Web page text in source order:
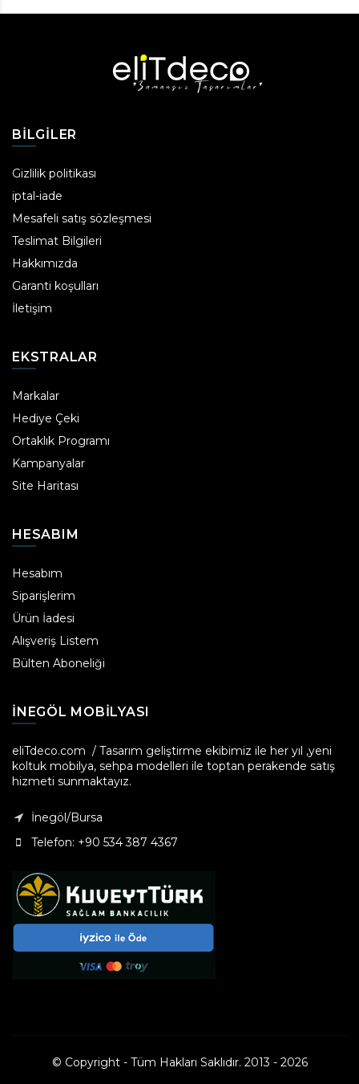
BILGILER
Gizlilik politikası
iptal-iade
Mesafeli satış sözleşmesi
Teslimat Bilgileri
Hakkımızda
Garanti koşulları
İletişim
EKSTRALAR
Markalar
Hediye Çeki
Ortaklık Programı
Kampanyalar
Site Haritası
HESABIM
Hesabım
Siparişlerim
Ürün İadesi
Alışveriş Listem
Bülten Aboneliği
INEGÖL MOBILYASI
eliTdeco.com / Tasarım geliştirme ekibimiz ile her yıl ,yeni
koltuk mobilya, sehpa modelleri ile toptan perakende satış
hizmeti sunmaktayız.
İnegöl/Bursa
Telefon: +90 534 387 4367
© Copyright - Tüm Hakları Saklıdır. 2013 - 2026